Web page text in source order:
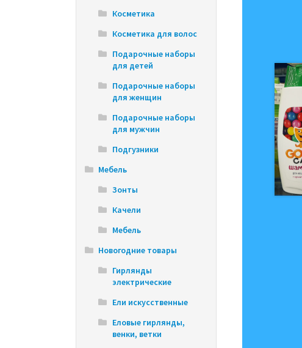
Косметика
Косметика для волос
Подарочные наборы
для детей
Подарочные наборы
для женщин
Подарочные наборы
для мужчин
Подгузники
Мебель
Зонты
Качели
Мебель
Новогодние товары
Гирлянды
электрические
Ели искусственные
Еловые гирлянды,
венки, ветки